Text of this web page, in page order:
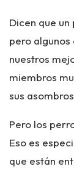
Dicen que
pero
nuestros
miembros
sus
Pero los
Eso es
que están